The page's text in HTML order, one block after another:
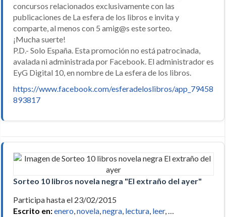
concursos relacionados exclusivamente con las
publicaciones de La esfera de los libros e invita y
comparte, al menos con 5 amig@s este sorteo.
¡Mucha suerte!
P.D.- Solo España. Esta promoción no está patrocinada,
avalada ni administrada por Facebook. El administrador es
EyG Digital 10, en nombre de La esfera de los libros.
https://www.facebook.com/esferadeloslibros/app_79458
893817
Sorteo 10 libros novela negra "El extraño del ayer"
Participa hasta el 23/02/2015
Escrito en:enero,novela,negra, lectura, leer, …